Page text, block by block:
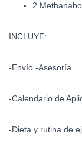
2
INCLUYE:
-Envío -Asesoría
-Calendario de
-Dieta y rutina de